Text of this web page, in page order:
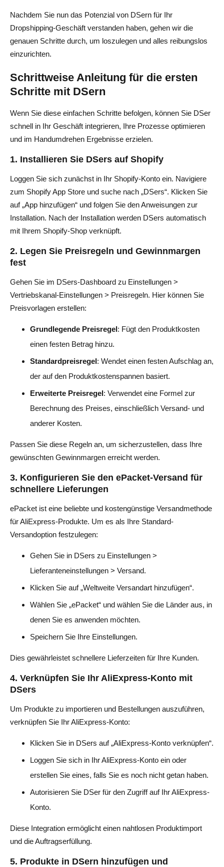
Nachdem Sie nun das Potenzial von DSern für Ihr
Dropshipping-Geschäft verstanden haben, gehen wir die
genauen Schritte durch, um loszulegen und alles reibungslos
einzurichten.
Schrittweise Anleitung für die ersten
Schritte mit DSern
Wenn Sie diese einfachen Schritte befolgen, können Sie DSer
schnell in Ihr Geschäft integrieren, Ihre Prozesse optimieren
und im Handumdrehen Ergebnisse erzielen.
1. Installieren Sie DSers auf Shopify
Loggen Sie sich zunächst in Ihr Shopify-Konto ein. Navigiere
zum Shopify App Store und suche nach „DSers“. Klicken Sie
auf „App hinzufügen“ und folgen Sie den Anweisungen zur
Installation. Nach der Installation werden DSers automatisch
mit Ihrem Shopify-Shop verknüpft.
2. Legen Sie Preisregeln und Gewinnmargen
fest
Gehen Sie im DSers-Dashboard zu Einstellungen >
Vertriebskanal-Einstellungen > Preisregeln. Hier können Sie
Preisvorlagen erstellen:
Grundlegende Preisregel: Fügt den Produktkosten
einen festen Betrag hinzu.
Standardpreisregel: Wendet einen festen Aufschlag an,
der auf den Produktkostenspannen basiert.
Erweiterte Preisregel: Verwendet eine Formel zur
Berechnung des Preises, einschließlich Versand- und
anderer Kosten.
Passen Sie diese Regeln an, um sicherzustellen, dass Ihre
gewünschten Gewinnmargen erreicht werden.
3. Konfigurieren Sie den ePacket-Versand für
schnellere Lieferungen
ePacket ist eine beliebte und kostengünstige Versandmethode
für AliExpress-Produkte. Um es als Ihre Standard-
Versandoption festzulegen:
Gehen Sie in DSers zu Einstellungen >
Lieferanteneinstellungen > Versand.
Klicken Sie auf „Weltweite Versandart hinzufügen“.
Wählen Sie „ePacket“ und wählen Sie die Länder aus, in
denen Sie es anwenden möchten.
Speichern Sie Ihre Einstellungen.
Dies gewährleistet schnellere Lieferzeiten für Ihre Kunden.
4. Verknüpfen Sie Ihr AliExpress-Konto mit
DSers
Um Produkte zu importieren und Bestellungen auszuführen,
verknüpfen Sie Ihr AliExpress-Konto:
Klicken Sie in DSers auf „AliExpress-Konto verknüpfen“.
Loggen Sie sich in Ihr AliExpress-Konto ein oder
erstellen Sie eines, falls Sie es noch nicht getan haben.
Autorisieren Sie DSer für den Zugriff auf Ihr AliExpress-
Konto.
Diese Integration ermöglicht einen nahtlosen Produktimport
und die Auftragserfüllung.
5. Produkte in DSern hinzufügen und